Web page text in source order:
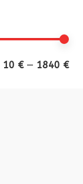
10 €— 1840 €